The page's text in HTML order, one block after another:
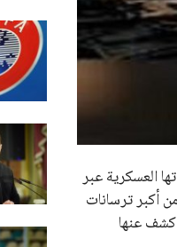
العسكرية عبر
أكبر ترسانات
عسكرية كشف عنها